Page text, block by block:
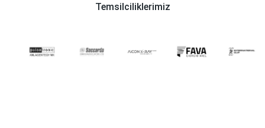
Temsilciliklerimiz